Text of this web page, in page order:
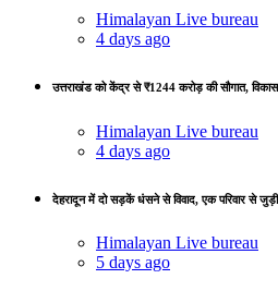
Himalayan Live bureau
4 days ago
उत्तराखंड को केंद्र से ₹1244 करोड़ की सौगात,
Himalayan Live bureau
4 days ago
देहरादून में दो सड़कें धंसने से विवाद, एक परिवार से जुड़ी
Himalayan Live bureau
5 days ago